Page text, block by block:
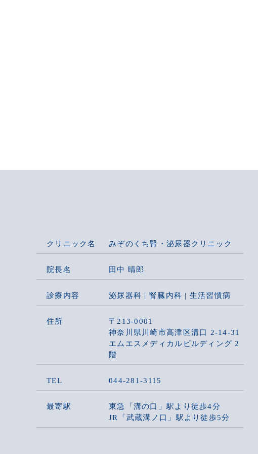
クリニック名 みぞのくち腎・泌尿器クリニック
院長名 田中 晴郎
診療内容 泌尿器科 | 腎臓内科 | 生活習慣病
住所
〒213-0001
神奈川県川崎市高津区溝口 2-14-31
エムエスメディカルビルディング 2
階
TEL 044-281-3115
最寄駅
東急「溝の口」駅より徒歩4分
JR「武蔵溝ノ口」駅より徒歩5分